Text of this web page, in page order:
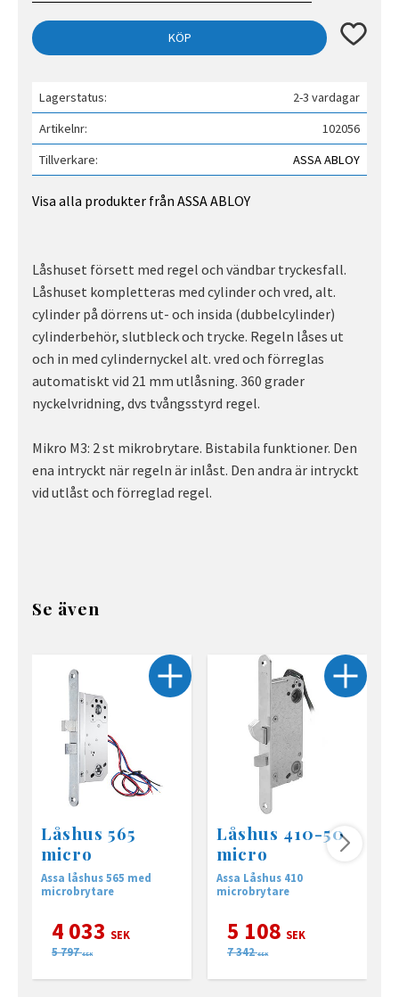
KÖP Lägg till
Lagerstatus
2-3 vardagar
Artikelnr
102056
Tillverkare
ASSA ABLOY
Visa alla produkter från ASSA ABLOY
Låshuset försett med regel och vändbar tryckesfall.
Låshuset kompletteras med cylinder och vred, alt.
cylinder på dörrens ut- och insida (dubbelcylinder)
cylinderbehör, slutbleck och trycke. Regeln låses ut
och in med cylindernyckel alt. vred och förreglas
automatiskt vid 21 mm utlåsning. 360 grader
nyckelvridning, dvs tvångsstyrd regel.
Mikro M3: 2 st mikrobrytare. Bistabila funktioner. Den
ena intryckt när regeln är inlåst. Den andra är intryckt
vid utlåst och förreglad regel.
Se även
Låshus 565
micro
Assa låshus 565 med
microbrytare
4 033 SEK
5 797 SEK
Låshus 410-50
micro
Assa Låshus 410
microbrytare
5 108 SEK
7 342 SEK